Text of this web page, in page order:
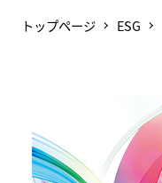
トップページ ESG